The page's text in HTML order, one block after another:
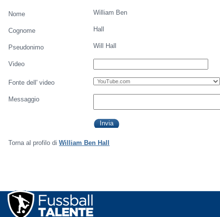
Nome William Ben
Cognome Hall
Pseudonimo Will Hall
Video
Fonte dell' video
Messaggio
Torna al profilo diWilliam Ben Hall